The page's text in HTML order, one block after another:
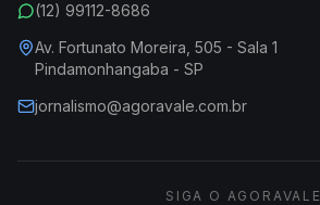
(12) 99112-8686
Av. Fortunato Moreira, 505 - Sala 1
Pindamonhangaba - SP
jornalismo@agoravale.com.br
SIGA O AGORAVALE